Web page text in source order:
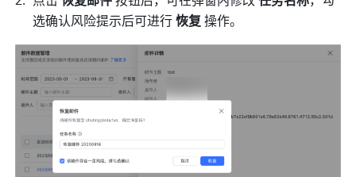
选确认风险提示后可进行 恢复 操作。